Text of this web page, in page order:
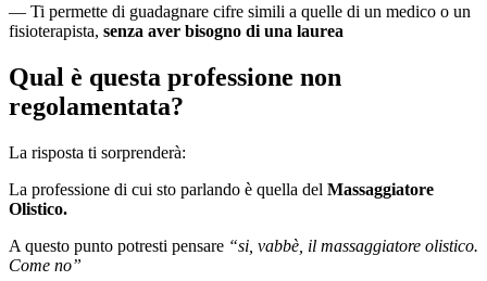
— Ti permette di guadagnare cifre simili a quelle di un medico o un
fisioterapista, senza aver bisogno di una laurea
Qual è questa professione non
regolamentata?
La risposta ti sorprenderà:
La professione di cui sto parlando è quella del Massaggiatore
Olistico.
A questo punto potresti pensare “si, vabbè, il massaggiatore olistico.
Come no”